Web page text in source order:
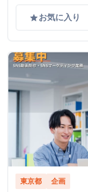
gradeお気に入り
東京都 企画